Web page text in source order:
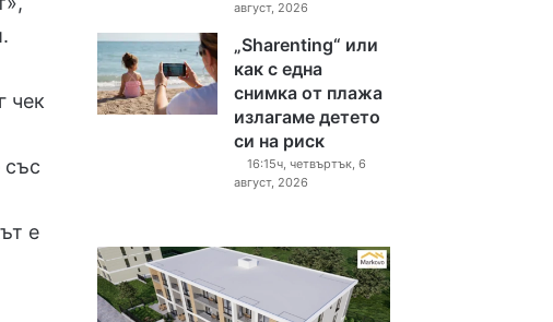
чек
със
е
август, 2026
„Sharenting“ или
как с една
снимка от плажа
излагаме детето
си на риск
16:15ч, четвъртък, 6
август, 2026